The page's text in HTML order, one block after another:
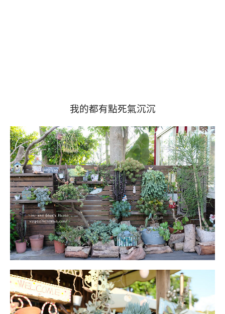
我的都有點死氣沉沉